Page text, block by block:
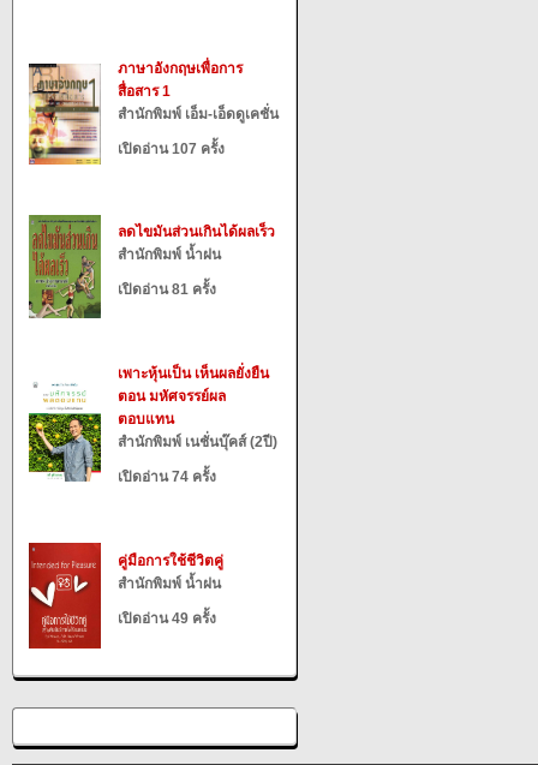
ภาษาอังกฤษเพื่อการ
สื่อสาร 1
สำนักพิมพ์ เอ็ม-เอ็ดดูเคชั่น
เปิดอ่าน 107 ครั้ง
ลดไขมันส่วนเกินได้ผลเร็ว
สำนักพิมพ์ น้ำฝน
เปิดอ่าน 81 ครั้ง
เพาะหุ้นเป็น เห็นผลยั่งยืน
ตอน มหัศจรรย์ผล
ตอบแทน
สำนักพิมพ์ เนชั่นบุ๊คส์ (2ปี)
เปิดอ่าน 74 ครั้ง
คู่มือการใช้ชีวิตคู่
สำนักพิมพ์ น้ำฝน
เปิดอ่าน 49 ครั้ง